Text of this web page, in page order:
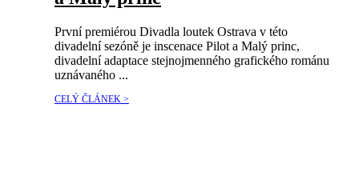
První premiérou Divadla loutek Ostrava v této
divadelní sezóně je inscenace Pilot a Malý princ,
divadelní adaptace stejnojmenného grafického románu
uznávaného ...
CELÝ ČLÁNEK >